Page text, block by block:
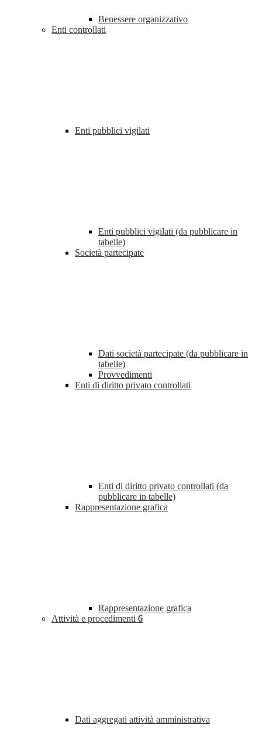
Benessere organizzativo
Enti controllati
Enti pubblici vigilati
Enti pubblici vigilati (da pubblicare in
tabelle)
Società partecipate
Dati società partecipate (da pubblicare in
tabelle)
Provvedimenti
Enti di diritto privato controllati
Enti di diritto privato controllati (da
pubblicare in tabelle)
Rappresentazione grafica
Rappresentazione grafica
Attività e procedimenti 6
Dati aggregati attività amministrativa